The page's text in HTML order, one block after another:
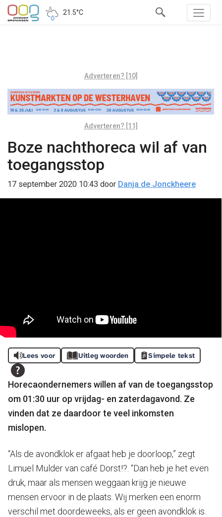
21.5°C
Adverteren? [10]
Adverteren? [11]
Boze nachthoreca wil af van
toegangsstop
17 september 2020 10:43 door Danja de Jonckheere
Lees voor Uitleg woorden Simpele tekst
Horecaondernemers willen af van de toegangsstop
om 01:30 uur op vrijdag- en zaterdagavond. Ze
vinden dat ze daardoor te veel inkomsten
mislopen.
“Als de avondklok er afgaat heb je doorloop,” zegt
Limuel Mulder van café Dorst!?. “Dan heb je het even
druk, maar als mensen weggaan krijg je nieuwe
mensen ervoor in de plaats. Wij merken een enorm
verschil met doordeweeks, als er geen avondklok is.